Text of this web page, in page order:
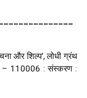
और शिल्प’, लोधी ग्रंथ
– 110006 : संस्करण :